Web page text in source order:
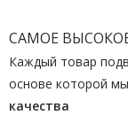
САМОЕ
Каждый товар
основе которой
качества